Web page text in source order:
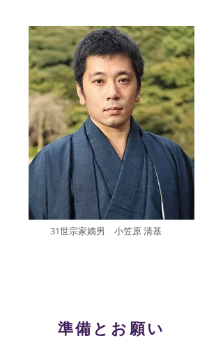
31世宗家嫡男 小笠原 清基
準備とお願い